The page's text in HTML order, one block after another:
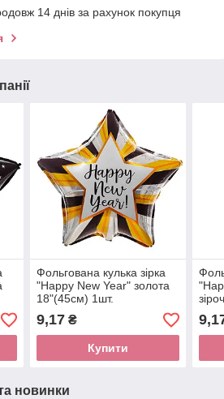
14 днів за рахунок покупця
Фольгована кулька зірка
"Happy New Year" золота
18"(45см) 1шт.
9,17₴
Купити
1шт.
новинки